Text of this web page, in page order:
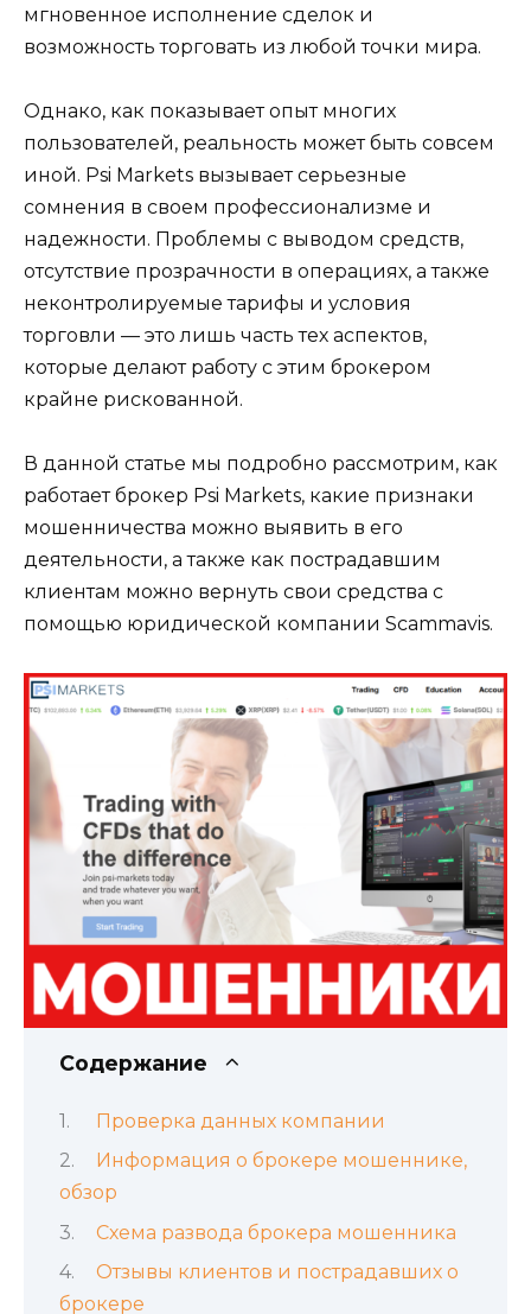
мгновенное исполнение сделок и
возможность торговать из любой точки мира.
Однако, как показывает опыт многих
пользователей, реальность может быть совсем
иной. Psi Markets вызывает серьезные
сомнения в своем профессионализме и
надежности. Проблемы с выводом средств,
отсутствие прозрачности в операциях, а также
неконтролируемые тарифы и условия
торговли — это лишь часть тех аспектов,
которые делают работу с этим брокером
крайне рискованной.
В данной статье мы подробно рассмотрим, как
работает брокер Psi Markets, какие признаки
мошенничества можно выявить в его
деятельности, а также как пострадавшим
клиентам можно вернуть свои средства с
помощью юридической компании Scammavis.
Содержание
Проверка данных компании
Информация о брокере мошеннике,
обзор
Схема развода брокера мошенника
Отзывы клиентов и пострадавших о
брокере